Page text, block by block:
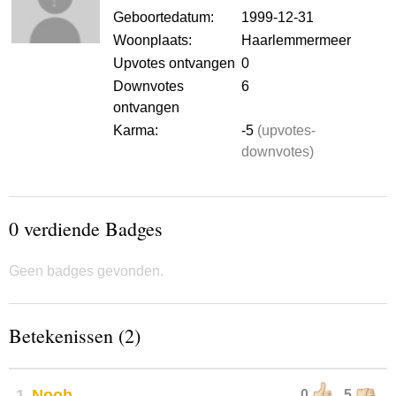
Geboortedatum:
1999-12-31
Woonplaats:
Haarlemmermeer
Upvotes ontvangen 0
Downvotes
ontvangen
6
Karma: -5 (upvotes-
downvotes)
0 verdiende Badges
Geen badges gevonden.
Betekenissen (2)